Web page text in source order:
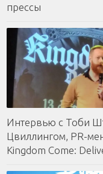
прессы
Интервью с Тоби
Цвиллингом, PR-
Kingdom Come: